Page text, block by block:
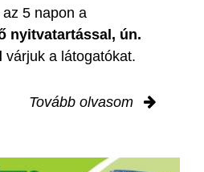
5 napon a
nyitvatartással, ún.
várjuk a látogatókat.
Tovább olvasom